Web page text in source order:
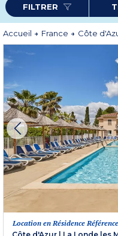
découvrir la Côte d’Azur.
petits paradis que sont les îles
l’île du Levant). Vous pouvez
ou même Monaco.
FILTRER
Accueil France Côte
Location en Résidence Référence